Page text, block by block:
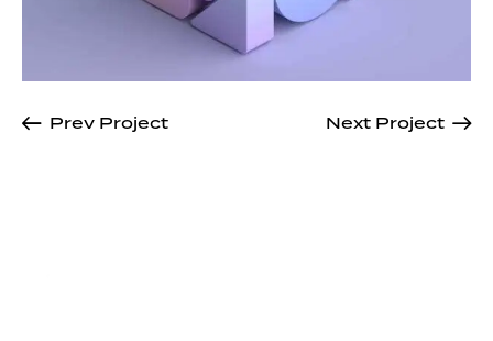
Prev Project Next Project